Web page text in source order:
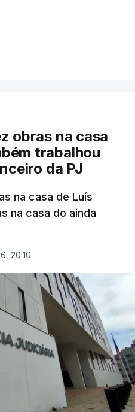
obras na casa
trabalhou
da PJ
na casa de Luís
na casa do ainda
20:10